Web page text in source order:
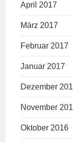
April 2017
März 2017
Februar 2017
Januar 2017
Dezember
November
Oktober 2016